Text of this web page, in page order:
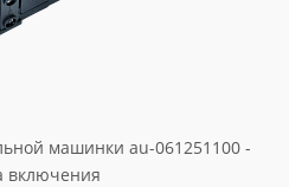
машинки au-061251100 -
включения